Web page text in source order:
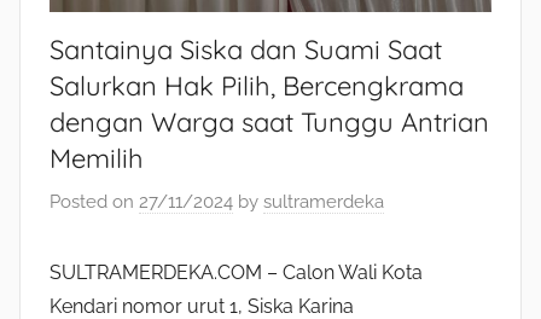
Santainya Siska dan Suami Saat
Salurkan Hak Pilih, Bercengkrama
dengan Warga saat Tunggu Antrian
Memilih
Posted on 27/11/2024 by sultramerdeka
SULTRAMERDEKA.COM – Calon Wali Kota
Kendari nomor urut 1, Siska Karina